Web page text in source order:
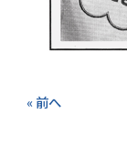
« 前へ